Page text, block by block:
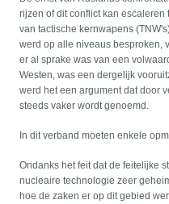
rijzen of dit conflict kan
van tactische kernwapens
werd op alle niveaus besproken,
er al sprake was van een
Westen, was een dergelijk
werd het een argument dat door
steeds vaker wordt genoemd.
In dit verband moeten enkele
Ondanks het feit dat de feitelijke
nucleaire technologie zeer
hoe de zaken er op dit gebied